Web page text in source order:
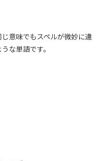
意味でもスペルが微妙に違
な単語です。